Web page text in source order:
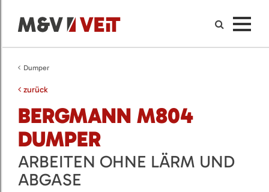
Dumper
zurück
BERGMANN M804
DUMPER
ARBEITEN OHNE LÄRM UND
ABGASE